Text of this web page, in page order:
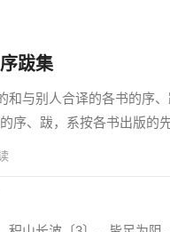
跋集
与别人合译的各书的序、
序、跋，系按各书出版的